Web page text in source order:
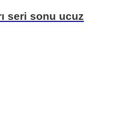
seri sonu ucuz